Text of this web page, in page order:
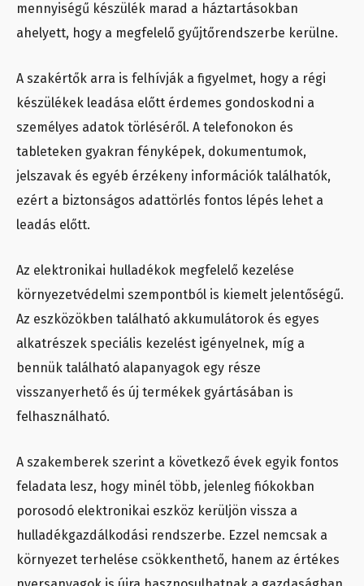
mennyiségű készülék marad a háztartásokban
ahelyett, hogy a megfelelő gyűjtőrendszerbe kerülne.
A szakértők arra is felhívják a figyelmet, hogy a régi
készülékek leadása előtt érdemes gondoskodni a
személyes adatok törléséről. A telefonokon és
tableteken gyakran fényképek, dokumentumok,
jelszavak és egyéb érzékeny információk találhatók,
ezért a biztonságos adattörlés fontos lépés lehet a
leadás előtt.
Az elektronikai hulladékok megfelelő kezelése
környezetvédelmi szempontból is kiemelt jelentőségű.
Az eszközökben található akkumulátorok és egyes
alkatrészek speciális kezelést igényelnek, míg a
bennük található alapanyagok egy része
visszanyerhető és új termékek gyártásában is
felhasználható.
A szakemberek szerint a következő évek egyik fontos
feladata lesz, hogy minél több, jelenleg fiókokban
porosodó elektronikai eszköz kerüljön vissza a
hulladékgazdálkodási rendszerbe. Ezzel nemcsak a
környezet terhelése csökkenthető, hanem az értékes